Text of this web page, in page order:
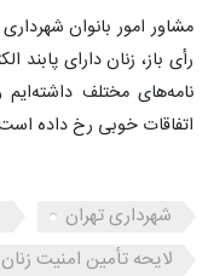
مشاور امور بانوان
رأی باز، زنان دارای
نامه‌های مختلف داشته‌ایم
اتفاقات خوبی رخ داده
شهرداری تهران
لایحه تأمین امنیت زنان